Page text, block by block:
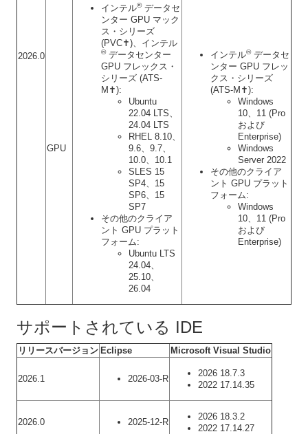
2026.0
GPU
インテル®データセ
ンター GPU マック
ス・シリーズ
(PVC✝)、インテル
®データセンター
GPU フレックス・
シリーズ (ATS-
M✝):
Ubuntu
22.04 LTS、
24.04 LTS
RHEL 8.10、
9.6、9.7、
10.0、10.1
SLES 15
SP4、15
SP6、15
SP7
その他のクライア
ント GPU プラット
フォーム:
Ubuntu LTS
24.04、
25.10、
26.04
インテル®データセ
ンター GPU フレッ
クス・シリーズ
(ATS-M✝):
Windows
10、11 (Pro
および
Enterprise)
Windows
Server 2022
その他のクライア
ント GPU プラット
フォーム:
Windows
10、11 (Pro
および
Enterprise)
サポートされている IDE
リリースバージョン Eclipse Microsoft Visual Studio
2026.1 2026-03-R
2026 18.7.3
2022 17.14.35
2026.0 2025-12-R
2026 18.3.2
2022 17.14.27